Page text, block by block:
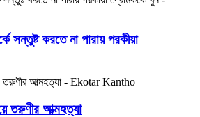
সন্তুষ্ট করতে না পারায় পরকীয়া
তরুণীর আত্মহত্যা